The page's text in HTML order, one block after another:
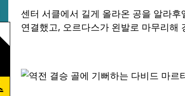
센터 서클에서 길게 올라온 공을 알라
연결했고, 오르다스가 왼발로 마무리해